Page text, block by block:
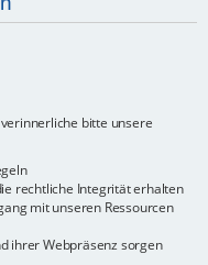
bitte unsere
rechtliche Integrität erhalten
mit unseren Ressourcen
ihrer Webpräsenz sorgen